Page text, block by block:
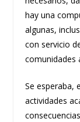
hay una
algunas,
con servicio
comunidades
Se esperaba,
actividades